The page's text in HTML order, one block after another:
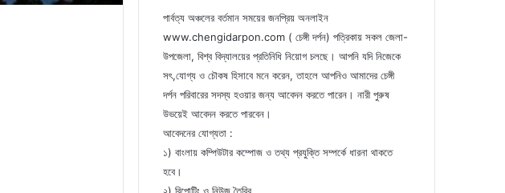
পার্বত্য অঞ্চলের বর্তমান সময়ের জনপ্রিয় অনলাইন
www.chengidarpon.com ( চেঙ্গী দর্পন) পত্রিকায় সকল জেলা-
উপজেলা, বিশ্ব বিদ্যালয়ের প্রতিনিধি নিয়োগ চলছে। আপনি যদি নিজেকে
সৎ,যোগ্য ও চৌকষ হিসাবে মনে করেন, তাহলে আপনিও আমাদের চেঙ্গী
দর্পন পরিবারের সদস্য হওয়ার জন্য আবেদন করতে পারেন। নারী পুরুষ
উভয়েই আবেদন করতে পারবেন।
আবেদনের যোগ্যতা :
১) বাংলায় কম্পিউটার কম্পোজ ও তথ্য প্রযুক্তি সম্পর্কে ধারনা থাকতে
হবে।